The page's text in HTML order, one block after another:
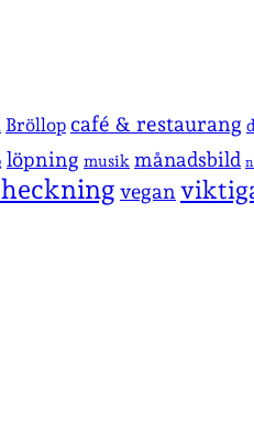
Bröllop café & restaurang
löpning musik månadsbild
vegan